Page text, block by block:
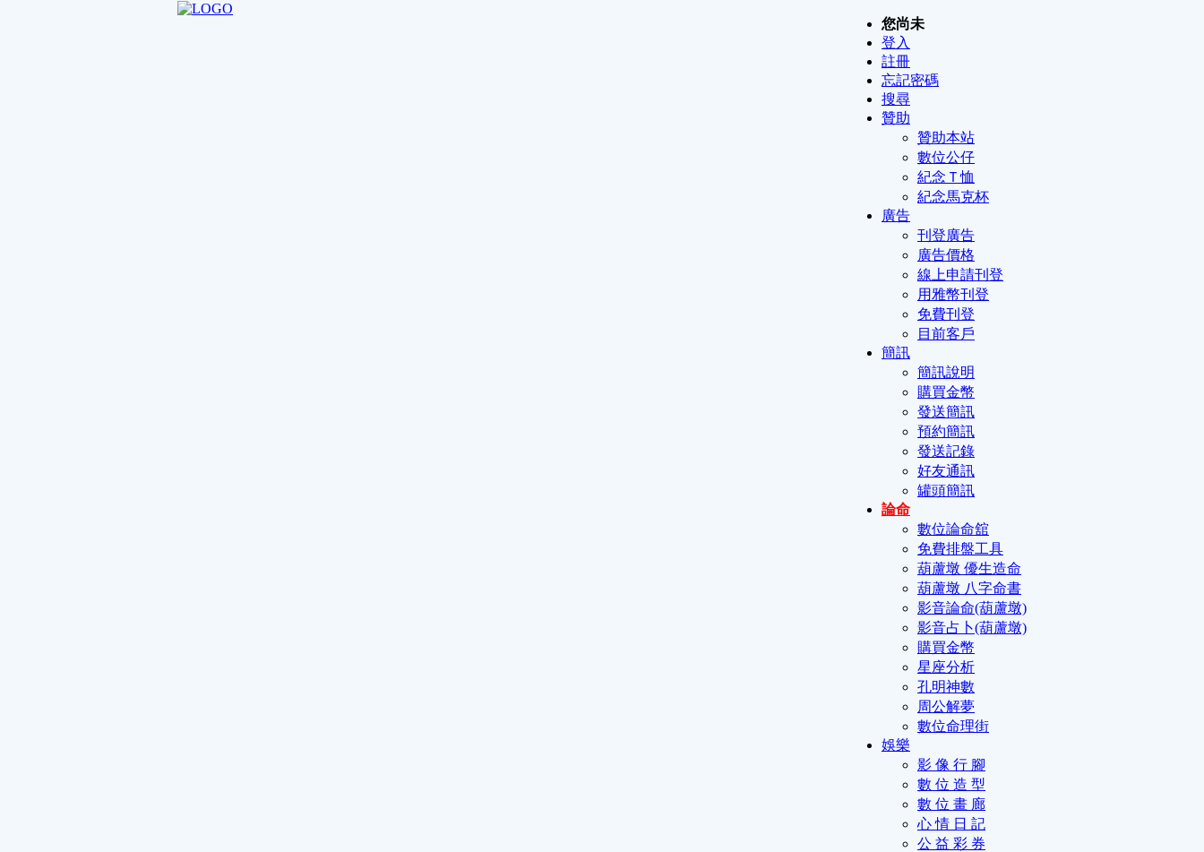
您尚未
登入
註冊
忘記密碼
搜尋
贊助
贊助本站
數位公仔
紀念Ｔ恤
紀念馬克杯
廣告
刊登廣告
廣告價格
線上申請刊登
用雅幣刊登
免費刊登
目前客戶
簡訊
簡訊說明
購買金幣
發送簡訊
預約簡訊
發送記錄
好友通訊
罐頭簡訊
論命
數位論命舘
免費排盤工具
葫蘆墩 優生造命
葫蘆墩 八字命書
影音論命(葫蘆墩)
影音占卜(葫蘆墩)
購買金幣
星座分析
孔明神數
周公解夢
數位命理街
娛樂
影 像 行 腳
數 位 造 型
數 位 畫 廊
心 情 日 記
公 益 彩 券